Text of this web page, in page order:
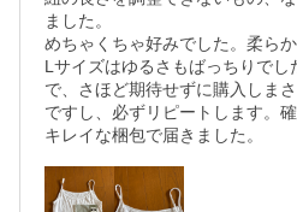
ました。
めちゃくちゃ好みでした。柔ら
Lサイズはゆるさもばっちりで
で、さほど期待せずに購入しま
ですし、必ずリピートします。
キレイな梱包で届きました。